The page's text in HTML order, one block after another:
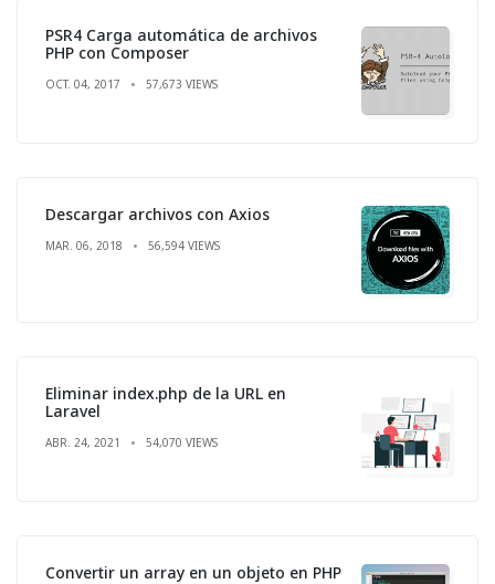
PSR4 Carga automática de archivos
PHP con Composer
OCT. 04, 2017 57,673 VIEWS
Descargar archivos con Axios
MAR. 06, 2018 56,594 VIEWS
Eliminar index.php de la URL en
Laravel
ABR. 24, 2021 54,070 VIEWS
Convertir un array en un objeto en PHP